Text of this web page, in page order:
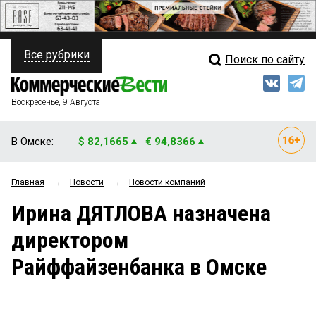
ПОЛИТИКА
ФИНАНСЫ
ОБЩЕСТВО
ЗАКОН
НОВОСТИ КОМПАНИЙ
Свежий выпуск
Мнения
Рейтинги
Архив
Все рубрики Поиск по сайту
Воскресенье, 9 Августа
В Омске: $ 82,1665 € 94,8366
Главная → Новости → Новости компаний
Ирина ДЯТЛОВА назначена
директором
Райффайзенбанка в Омске